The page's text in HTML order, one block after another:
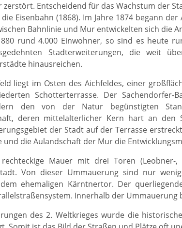
zerstört. Entscheidend für das Wachstum der
Eisenbahn (1868). Im Jahre 1874 begann
Bahnlinie und Mur entwickelten sich die
rund 4.000 Einwohner, so sind es heute
Stadterweiterungen, die weit
hinausreichen.
liegt im Osten des Aichfeldes, einer
Schotterterrasse. Der
den von der Natur begünstigten
deren mittelalterlicher Kern hart an den
der Stadt auf der Terrasse
und die Aulandschaft der Mur die
rechteckige Mauer mit drei Toren
Von dieser Ummauerung sind nur
ehemaligen Kärntnertor. Der
Innerhalb der Ummauerung
des 2. Weltkrieges wurde die